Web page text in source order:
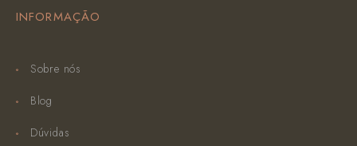
INFORMAÇÃO
Sobre nós
Blog
Dúvidas